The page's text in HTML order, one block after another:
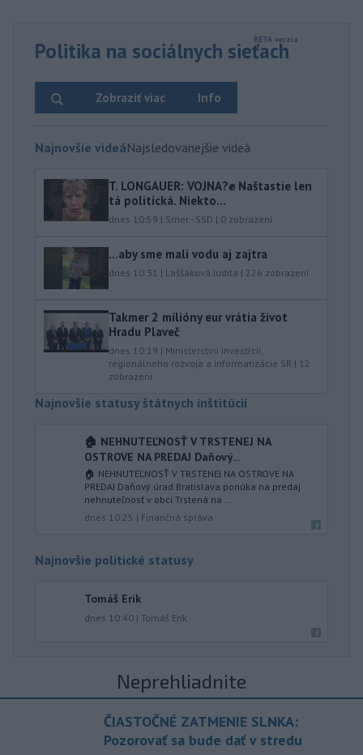
Politika na sociálnych sieťach
Info
Zobraziť viac
Najnovšie videáNajsledovanejšie videá
T. LONGAUER: VOJNA?✊ Naštastie len
tá politická. Niekto...
dnes 10:59 | Smer - SSD | 0 zobrazení
...aby sme mali vodu aj zajtra
dnes 10:31 | Laššáková Judita | 226 zobrazení
Takmer 2 milióny eur vrátia život
Hradu Plaveč
dnes 10:19 | Ministerstvo investícií,
regionálneho rozvoja a informatizácie SR | 12
zobrazení
Najnovšie statusy štátnych inštitúcií
🏠 NEHNUTEĽNOSŤ V TRSTENEJ NA
OSTROVE NA PREDAJ Daňový...
🏠 NEHNUTEĽNOSŤ V TRSTENEJ NA OSTROVE NA
PREDAJ Daňový úrad Bratislava ponúka na predaj
nehnuteľnosť v obci Trstená na ...
dnes 10:25 | Finančná správa
Najnovšie politické statusy
Tomáš Erik
dnes 10:40 | Tomáš Erik
Neprehliadnite
ČIASTOČNÉ ZATMENIE SLNKA:
Pozorovať sa bude dať v stredu